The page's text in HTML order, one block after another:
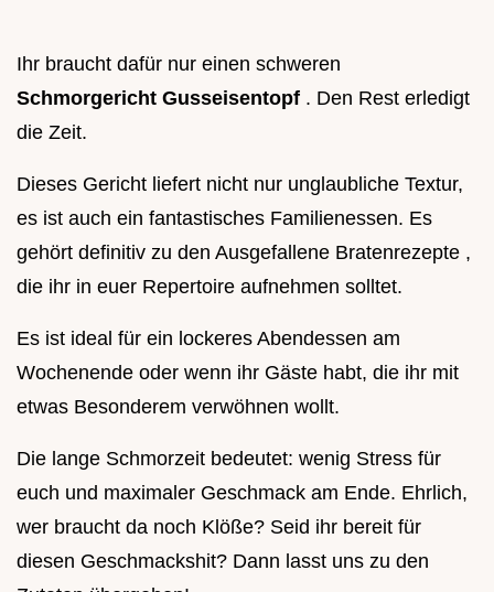
Ihr braucht dafür nur einen schweren
Schmorgericht Gusseisentopf . Den Rest erledigt
die Zeit.
Dieses Gericht liefert nicht nur unglaubliche Textur,
es ist auch ein fantastisches Familienessen. Es
gehört definitiv zu den Ausgefallene Bratenrezepte ,
die ihr in euer Repertoire aufnehmen solltet.
Es ist ideal für ein lockeres Abendessen am
Wochenende oder wenn ihr Gäste habt, die ihr mit
etwas Besonderem verwöhnen wollt.
Die lange Schmorzeit bedeutet: wenig Stress für
euch und maximaler Geschmack am Ende. Ehrlich,
wer braucht da noch Klöße? Seid ihr bereit für
diesen Geschmackshit? Dann lasst uns zu den